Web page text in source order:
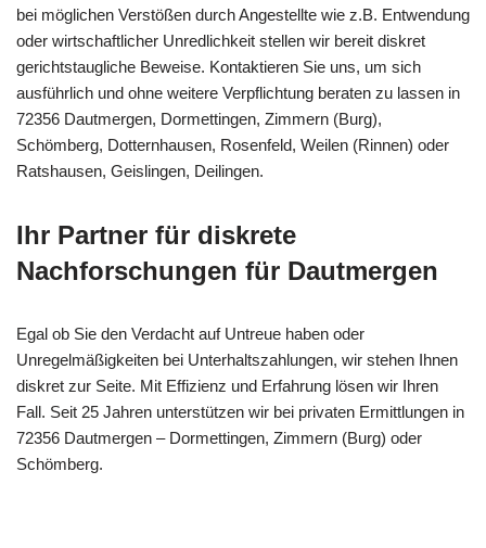
bei möglichen Verstößen durch Angestellte wie z.B. Entwendung
oder wirtschaftlicher Unredlichkeit stellen wir bereit diskret
gerichtstaugliche Beweise. Kontaktieren Sie uns, um sich
ausführlich und ohne weitere Verpflichtung beraten zu lassen in
72356 Dautmergen, Dormettingen, Zimmern (Burg),
Schömberg, Dotternhausen, Rosenfeld, Weilen (Rinnen) oder
Ratshausen, Geislingen, Deilingen.
Ihr Partner für diskrete
Nachforschungen für Dautmergen
Egal ob Sie den Verdacht auf Untreue haben oder
Unregelmäßigkeiten bei Unterhaltszahlungen, wir stehen Ihnen
diskret zur Seite. Mit Effizienz und Erfahrung lösen wir Ihren
Fall. Seit 25 Jahren unterstützen wir bei privaten Ermittlungen in
72356 Dautmergen – Dormettingen, Zimmern (Burg) oder
Schömberg.